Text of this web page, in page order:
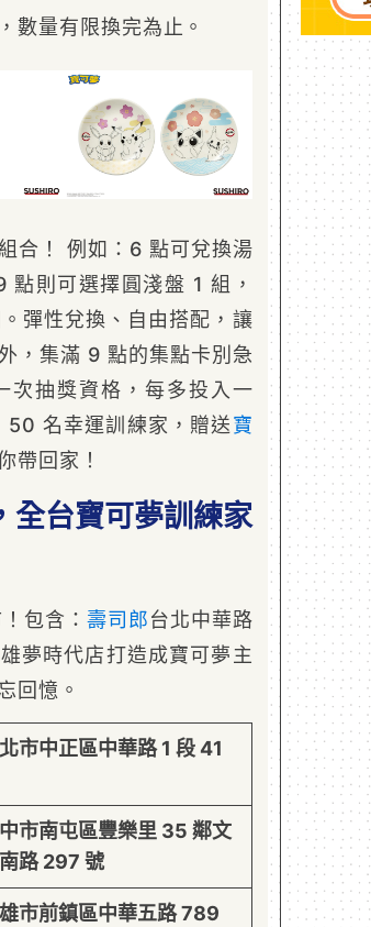
量有限換完為止。
合！ 例如：6 點可兌換湯
則可選擇圓淺盤 1 組，
彈性兌換、自由搭配，讓
，集滿 9 點的集點卡別急
次抽獎資格，每多投入一
50 名幸運訓練家，贈送寶
帶回家！
全台寶可夢訓練家
包含：壽司郎台北中華路
夢時代店打造成寶可夢主
回憶。
市中正區中華路 1 段 41
市南屯區豐樂里 35 鄰文
路 297 號
市前鎮區中華五路 789